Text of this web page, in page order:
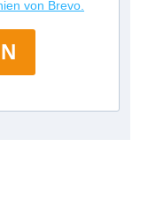
von Brevo.